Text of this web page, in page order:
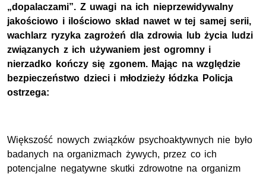
„dopalaczami”. Z uwagi na ich nieprzewidywalny
jakościowo i ilościowo skład nawet w tej samej serii,
wachlarz ryzyka zagrożeń dla zdrowia lub życia ludzi
związanych z ich używaniem jest ogromny i
nierzadko kończy się zgonem. Mając na względzie
bezpieczeństwo dzieci i młodzieży łódzka Policja
ostrzega:
Większość nowych związków psychoaktywnych nie było
badanych na organizmach żywych, przez co ich
potencjalne negatywne skutki zdrowotne na organizm